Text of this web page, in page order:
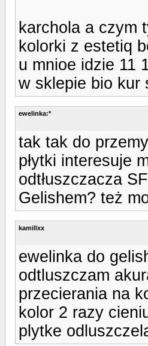
karchola a czym
kolorki z estetiq
u mnioe idzie 11
w sklepie bio kur
ewelinka:*
tak tak do
płytki interesuje
odtłuszczacza
Gelishem? też
kamillxx
ewelinka do
odtluszczam
przecierania na
kolor 2 razy
plytke